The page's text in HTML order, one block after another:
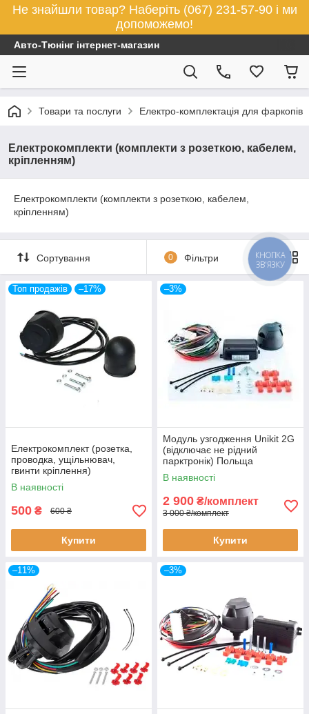
Не знайшли товар? Наберіть (067) 231-57-90 і ми
допоможемо!
Авто-Тюнінг інтернет-магазин
Товари та послуги Електро-комплектація для фаркопів
Електрокомплекти (комплекти з розеткою, кабелем,
кріпленням)
Електрокомплекти (комплекти з розеткою, кабелем,
кріпленням)
Сортування 0 Фільтри
Топ продажів –17%
Електрокомплект (розетка,
проводка, ущільнювач,
гвинти кріплення)
В наявності
500 ₴ 600 ₴
Купити
–3%
Модуль узгодження Unikit 2G
(відключає не рідний
парктронік) Польща
В наявності
2 900 ₴/комплект
3 000 ₴/комплект
Купити
–11% –3%
КНОПКА
ЗВ'ЯЗКУ